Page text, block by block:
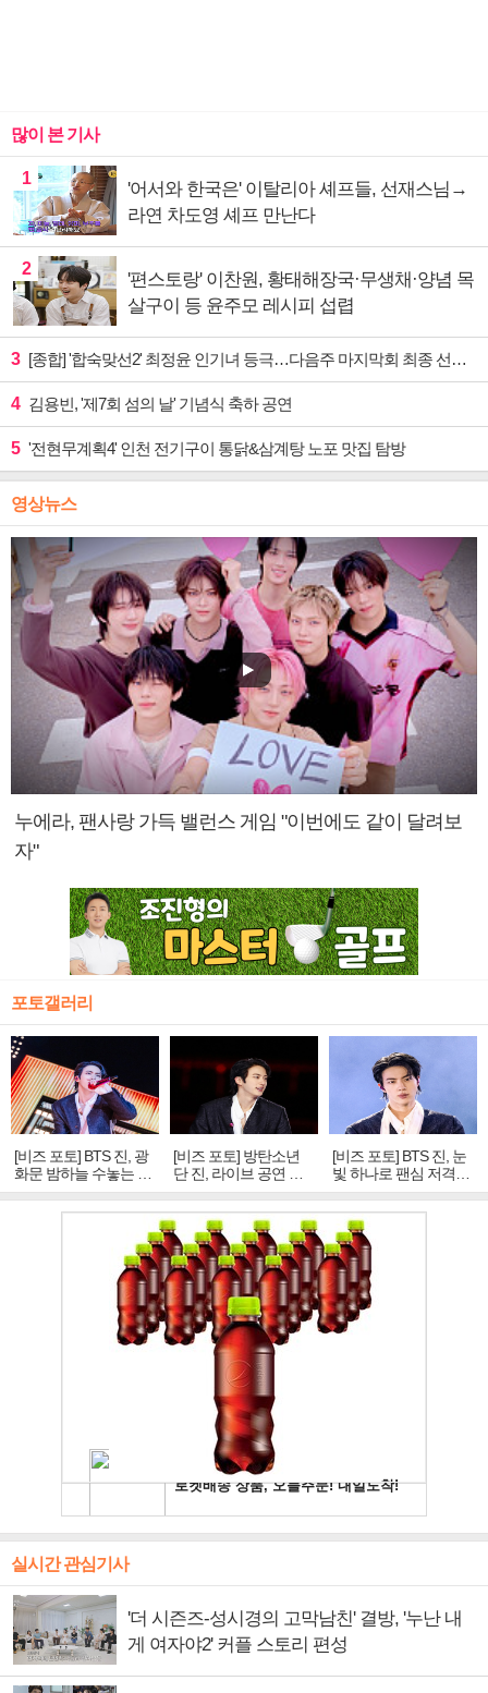
많이 본 기사
1
'어서와 한국은' 이탈리아 셰프들, 선재스님→
라연 차도영 셰프 만난다
2
'편스토랑' 이찬원, 황태해장국·무생채·양념 목
살구이 등 윤주모 레시피 섭렵
3 [종합] '합숙맞선2' 최정윤 인기녀 등극…다음주 마지막회 최종 선택 예고
4 김용빈, '제7회 섬의 날' 기념식 축하 공연
5 '전현무계획4' 인천 전기구이 통닭&삼계탕 노포 맛집 탐방
영상뉴스
누에라, 팬사랑 가득 밸런스 게임 "이번에도 같이 달려보
자"
포토갤러리
[비즈 포토] BTS 진, 광
화문 밤하늘 수놓는 '비
주얼 킹'의 열창
[비즈 포토] 방탄소년
단 진, 라이브 공연 중
빛나는 독보적 아우라
[비즈 포토] BTS 진, 눈
빛 하나로 팬심 저격…
독보적 카리스마
실시간 관심기사
'더 시즌즈-성시경의 고막남친' 결방, '누난 내
게 여자야2' 커플 스토리 편성